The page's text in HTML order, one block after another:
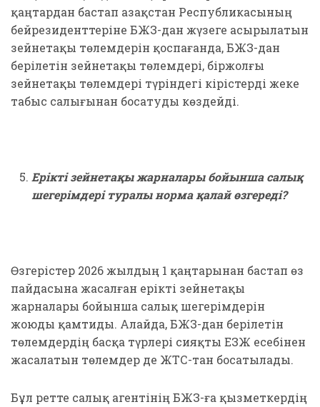
қаңтардан бастап Қазақстан Республикасының
бейрезиденттеріне БЖЗҚ-дан жүзеге асырылатын
зейнетақы төлемдерін қоспағанда, БЖЗҚ-дан
берілетін зейнетақы төлемдері, біржолғы
зейнетақы төлемдері түріндегі кірістерді жеке
табыс салығынан босатуды көздейді.
Ерікті зейнетақы жарналары бойынша салық
шегерімдері туралы норма қалай өзгереді?
Өзгерістер 2026 жылдың 1 қаңтарынан бастап өз
пайдасына жасалған ерікті зейнетақы
жарналары бойынша салық шегерімдерін
жоюды қамтиды. Алайда, БЖЗҚ-дан берілетін
төлемдердің басқа түрлері сияқты ЕЗЖ есебінен
жасалатын төлемдер де ЖТС-тан босатылады.
Бұл ретте салық агентінің БЖЗҚ-ға қызметкердің